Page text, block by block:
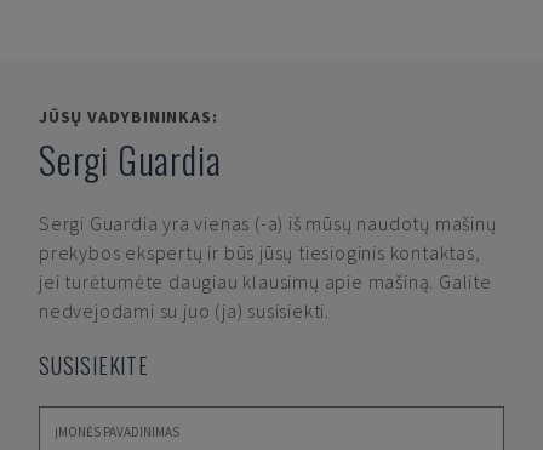
JŪSŲ VADYBININKAS:
Sergi Guardia
Sergi Guardia yra vienas (-a) iš mūsų naudotų mašinų
prekybos ekspertų ir būs jūsų tiesioginis kontaktas,
jei turėtumėte daugiau klausimų apie mašiną. Galite
nedvejodami su juo (ja) susisiekti.
SUSISIEKITE